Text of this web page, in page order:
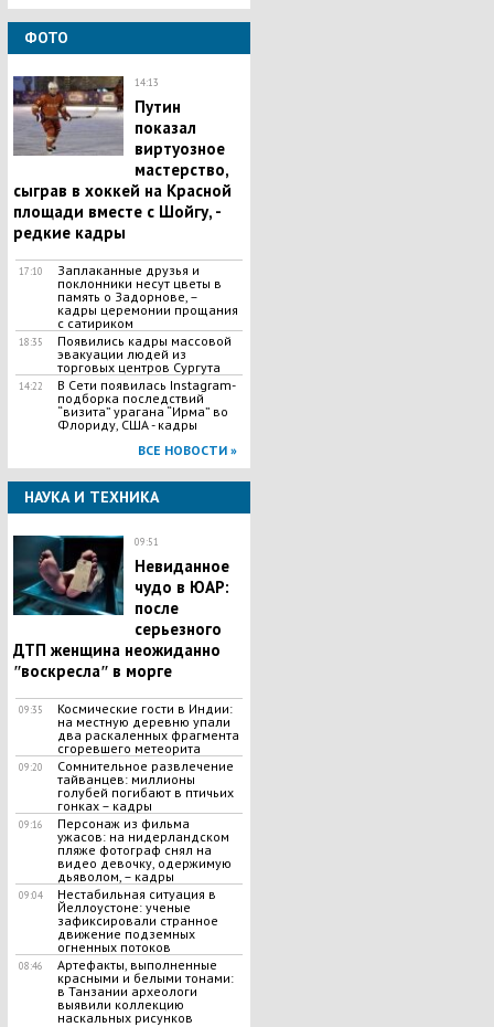
ФОТО
14:13
Путин
показал
виртуозное
мастерство,
сыграв в хоккей на Красной
площади вместе с Шойгу, -
редкие кадры
17:10
Заплаканные друзья и
поклонники несут цветы в
память о Задорнове, –
кадры церемонии прощания
с сатириком
18:35
Появились кадры массовой
эвакуации людей из
торговых центров Сургута
14:22
В Сети появилась Іnstagram-
подборка последствий
“визита” урагана “Ирма” во
Флориду, США - кадры
ВСЕ НОВОСТИ »
НАУКА И ТЕХНИКА
09:51
Невиданное
чудо в ЮАР:
после
серьезного
ДТП женщина неожиданно
ʺвоскреслаʺ в морге
09:35
Космические гости в Индии:
на местную деревню упали
два раскаленных фрагмента
сгоревшего метеорита
09:20
Сомнительное развлечение
тайванцев: миллионы
голубей погибают в птичьих
гонках – кадры
09:16
Персонаж из фильма
ужасов: на нидерландском
пляже фотограф снял на
видео девочку, одержимую
дьяволом, – кадры
09:04
Нестабильная ситуация в
Йеллоустоне: ученые
зафиксировали странное
движение подземных
огненных потоков
08:46
Артефакты, выполненные
красными и белыми тонами:
в Танзании археологи
выявили коллекцию
наскальных рисунков